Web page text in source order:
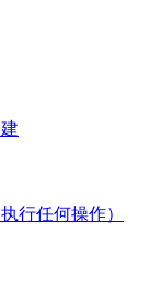
行任何操作）